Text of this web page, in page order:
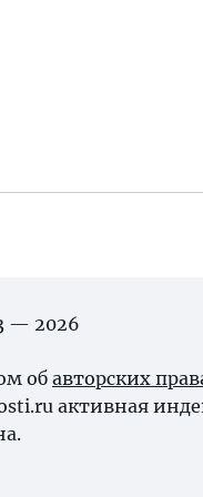
— 2026
об авторских
активная